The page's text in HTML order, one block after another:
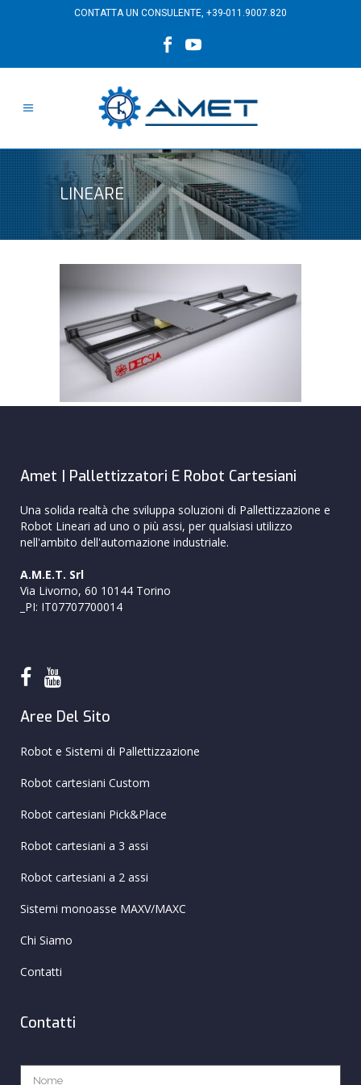
CONTATTA UN CONSULENTE, +39-011.9007.820
LINEARE
Amet | Pallettizzatori E Robot Cartesiani
Una solida realtà che sviluppa soluzioni di Pallettizzazione e
Robot Lineari ad uno o più assi, per qualsiasi utilizzo
nell'ambito dell'automazione industriale.
A.M.E.T. Srl
Via Livorno, 60 10144 Torino
_PI: IT07707700014
Aree Del Sito
Robot e Sistemi di Pallettizzazione
Robot cartesiani Custom
Robot cartesiani Pick&Place
Robot cartesiani a 3 assi
Robot cartesiani a 2 assi
Sistemi monoasse MAXV/MAXC
Chi Siamo
Contatti
Contatti